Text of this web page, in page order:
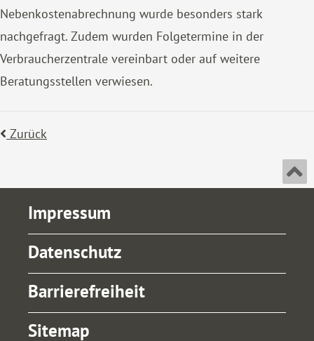
Nebenkostenabrechnung wurde besonders stark
nachgefragt. Zudem wurden Folgetermine in der
Verbraucherzentrale vereinbart oder auf weitere
Beratungsstellen verwiesen.
Zurück
Impressum
Datenschutz
Barrierefreiheit
Sitemap